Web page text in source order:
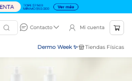
Contacto
Mi cuenta
Dermo Week ✨ Tiendas Físicas